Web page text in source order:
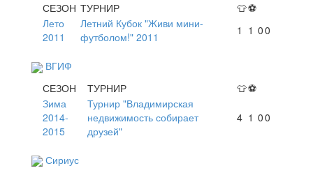
СЕЗОН ТУРНИР 👕⚽
Лето
2011
Летний Кубок "Живи мини-
футболом!" 2011
1 1 00
ВГИФ
СЕЗОН
ТУРНИР 👕⚽
Зима
2014-
2015
Турнир "Владимирская
недвижимость собирает
друзей"
4 1 00
Сириус